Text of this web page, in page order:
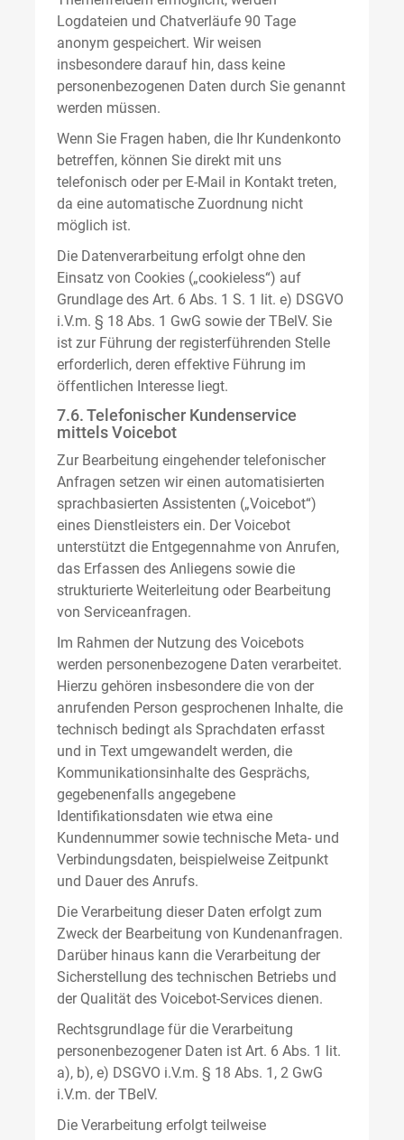
Logdateien und Chatverläufe 90 Tage
anonym gespeichert. Wir weisen
insbesondere darauf hin, dass keine
personenbezogenen Daten durch Sie genannt
werden müssen.
Wenn Sie Fragen haben, die Ihr Kundenkonto
betreffen, können Sie direkt mit uns
telefonisch oder per E-Mail in Kontakt treten,
da eine automatische Zuordnung nicht
möglich ist.
Die Datenverarbeitung erfolgt ohne den
Einsatz von Cookies („cookieless“) auf
Grundlage des Art. 6 Abs. 1 S. 1 lit. e) DSGVO
i.V.m. § 18 Abs. 1 GwG sowie der TBelV. Sie
ist zur Führung der registerführenden Stelle
erforderlich, deren effektive Führung im
öffentlichen Interesse liegt.
7.6. Telefonischer Kundenservice
mittels Voicebot
Zur Bearbeitung eingehender telefonischer
Anfragen setzen wir einen automatisierten
sprachbasierten Assistenten („Voicebot“)
eines Dienstleisters ein. Der Voicebot
unterstützt die Entgegennahme von Anrufen,
das Erfassen des Anliegens sowie die
strukturierte Weiterleitung oder Bearbeitung
von Serviceanfragen.
Im Rahmen der Nutzung des Voicebots
werden personenbezogene Daten verarbeitet.
Hierzu gehören insbesondere die von der
anrufenden Person gesprochenen Inhalte, die
technisch bedingt als Sprachdaten erfasst
und in Text umgewandelt werden, die
Kommunikationsinhalte des Gesprächs,
gegebenenfalls angegebene
Identifikationsdaten wie etwa eine
Kundennummer sowie technische Meta- und
Verbindungsdaten, beispielweise Zeitpunkt
und Dauer des Anrufs.
Die Verarbeitung dieser Daten erfolgt zum
Zweck der Bearbeitung von Kundenanfragen.
Darüber hinaus kann die Verarbeitung der
Sicherstellung des technischen Betriebs und
der Qualität des Voicebot-Services dienen.
Rechtsgrundlage für die Verarbeitung
personenbezogener Daten ist Art. 6 Abs. 1 lit.
a), b), e) DSGVO i.V.m. § 18 Abs. 1, 2 GwG
i.V.m. der TBelV.
Die Verarbeitung erfolgt teilweise